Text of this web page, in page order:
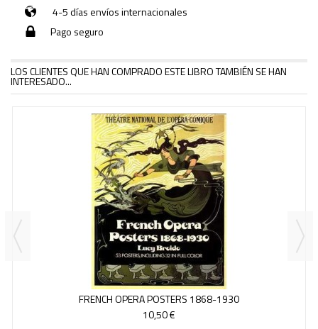
4-5 días envíos internacionales
Pago seguro
LOS CLIENTES QUE HAN COMPRADO ESTE LIBRO TAMBIÉN SE HAN
INTERESADO...
FRENCH OPERA POSTERS 1868-1930
10,50 €